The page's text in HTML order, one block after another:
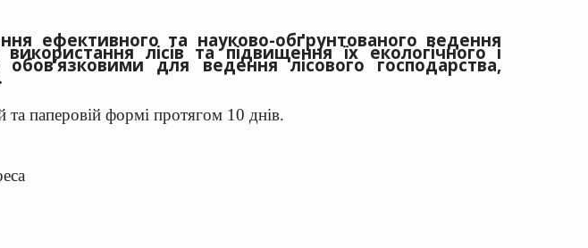
ефективного та науково-обґрунтованого ведення
лісів та підвищення їх екологічного і
для ведення лісового господарства,
та паперовій формі протягом 10 днів.